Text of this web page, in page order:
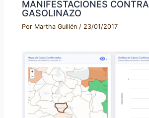
MANIFESTACIONES CONTRA
GASOLINAZO
Por Martha Guillén/ 23/01/2017